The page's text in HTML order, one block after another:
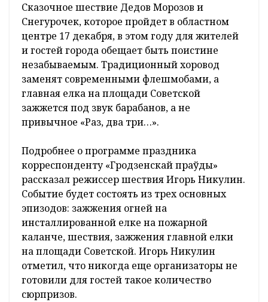
Сказочное шествие Дедов Морозов и
Снегурочек, которое пройдет в областном
центре 17 декабря, в этом году для жителей
и гостей города обещает быть поистине
незабываемым. Традиционный хоровод
заменят современными флешмобами, а
главная елка на площади Советской
зажжется под звук барабанов, а не
привычное «Раз, два три…».
Подробнее о программе праздника
корреспонденту «Гродзенскай праўды»
рассказал режиссер шествия Игорь Никулин.
Событие будет состоять из трех основных
эпизодов: зажжения огней на
инсталлированной елке на пожарной
каланче, шествия, зажжения главной елки
на площади Советской. Игорь Никулин
отметил, что никогда еще организаторы не
готовили для гостей такое количество
сюрпризов.